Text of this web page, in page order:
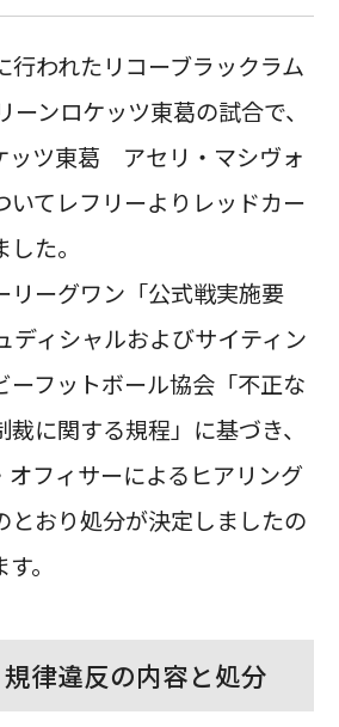
われたリコーブラックラム
ーンロケッツ東葛の試合で、
ッツ東葛 アセリ・マシヴォ
いてレフリーよりレッドカー
た。
リーグワン「公式戦実施要
ディシャルおよびサイティン
ーフットボール協会「不正な
に関する規程」に基づき、
オフィサーによるヒアリング
とおり処分が決定しましたの
。
律違反の内容と処分